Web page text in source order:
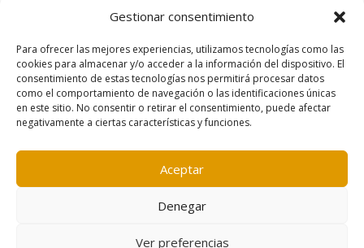
Gestionar consentimiento
Para ofrecer las mejores experiencias, utilizamos tecnologías como las
cookies para almacenar y/o acceder a la información del dispositivo. El
consentimiento de estas tecnologías nos permitirá procesar datos
como el comportamiento de navegación o las identificaciones únicas
en este sitio. No consentir o retirar el consentimiento, puede afectar
negativamente a ciertas características y funciones.
Aceptar
Denegar
Ver preferencias